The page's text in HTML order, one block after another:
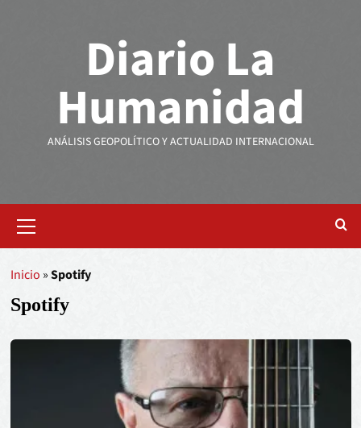
Diario La
Humanidad
ANÁLISIS GEOPOLÍTICO Y ACTUALIDAD INTERNACIONAL
Inicio »Spotify
Spotify